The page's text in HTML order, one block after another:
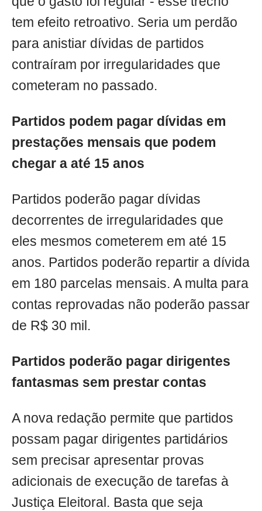
tem efeito retroativo. Seria um perdão
para anistiar dívidas de partidos
contraíram por irregularidades que
cometeram no passado.
Partidos podem pagar dívidas em
prestações mensais que podem
chegar a até 15 anos
Partidos poderão pagar dívidas
decorrentes de irregularidades que
eles mesmos cometerem em até 15
anos. Partidos poderão repartir a dívida
em 180 parcelas mensais. A multa para
contas reprovadas não poderão passar
de R$ 30 mil.
Partidos poderão pagar dirigentes
fantasmas sem prestar contas
A nova redação permite que partidos
possam pagar dirigentes partidários
sem precisar apresentar provas
adicionais de execução de tarefas à
Justiça Eleitoral. Basta que seja